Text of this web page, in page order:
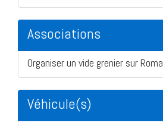
Associations
Organiser un vide grenier sur
Véhicule(s)